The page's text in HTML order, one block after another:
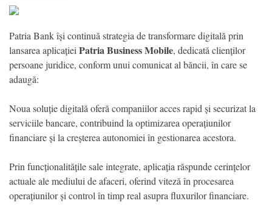
Patria Bank își continuă strategia de transformare digitală prin
lansarea aplicației Patria Business Mobile, dedicată clienților
persoane juridice, conform unui comunicat al băncii, în care se
adaugă:
Noua soluție digitală oferă companiilor acces rapid și securizat la
serviciile bancare, contribuind la optimizarea operațiunilor
financiare și la creșterea autonomiei în gestionarea acestora.
Prin funcționalitățile sale integrate, aplicația răspunde cerințelor
actuale ale mediului de afaceri, oferind viteză în procesarea
operațiunilor și control în timp real asupra fluxurilor financiare.